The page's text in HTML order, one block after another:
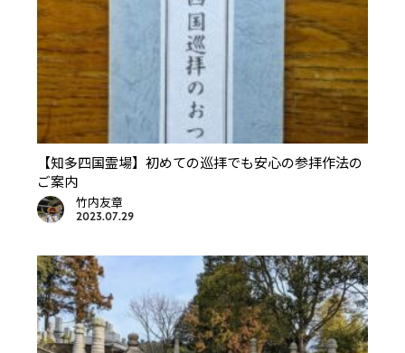
【知多四国霊場】初めての巡拝でも安心の参拝作法の
ご案内
竹内友章
2023.07.29